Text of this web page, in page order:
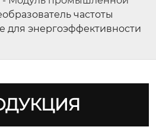
частоты
для энергоэффективности